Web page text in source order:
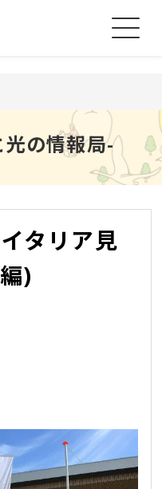
の情報局-
タリア見
)